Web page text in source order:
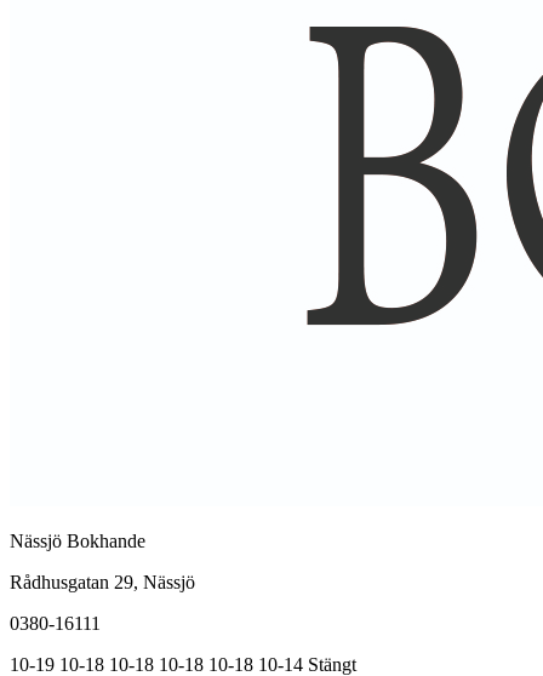
Nässjö Bokhande
Rådhusgatan 29, Nässjö
0380-16111
10-19 10-18 10-18 10-18 10-18 10-14 Stängt